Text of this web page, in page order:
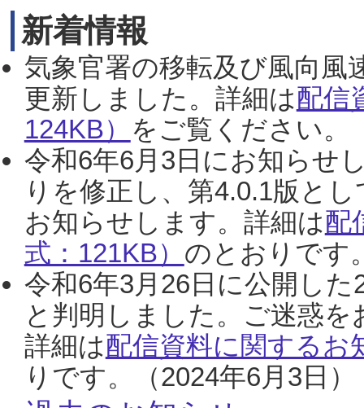
新着情報
気象官署の移転及び風向風
更新しました。詳細は配信
124KB） をご覧ください。
令和6年6月3日にお知らせ
りを修正し、第4.0.1版と
お知らせします。詳細は配
式：121KB） のとおりです
令和6年3月26日に公開し
と判明しました。ご迷惑
詳細は配信資料に関するお
りです。（2024年6月3日）